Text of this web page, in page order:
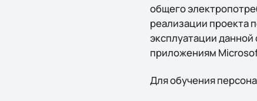
общего
реализации проекта
эксплуатации
приложениям
Для обучения